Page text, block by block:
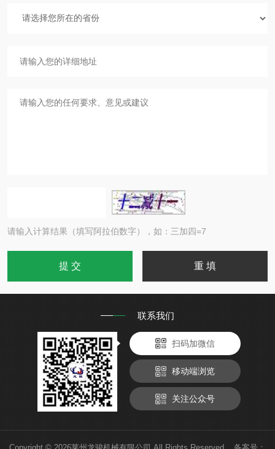
请输入计算结果（填写阿拉伯数字），如：三加四=7
联系我们
扫码加微信
移动端浏览
关注公众号